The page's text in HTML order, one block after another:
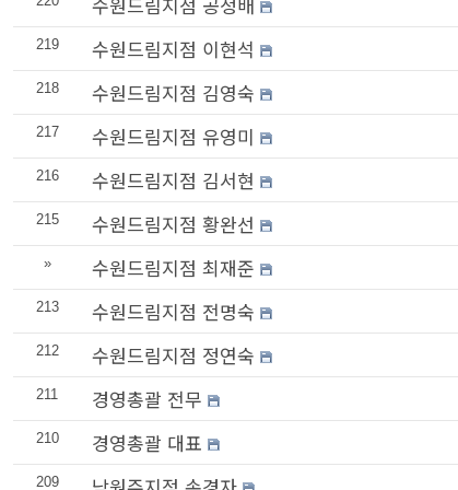
219 수원드림지점 이현석
218 수원드림지점 김영숙
217 수원드림지점 유영미
216 수원드림지점 김서현
215 수원드림지점 황완선
» 수원드림지점 최재준
213 수원드림지점 전명숙
212 수원드림지점 정연숙
211 경영총괄 전무
210 경영총괄 대표
209